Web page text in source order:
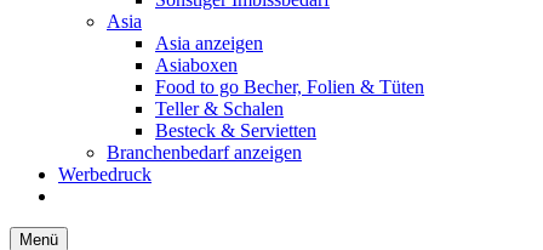
Asia
Asia anzeigen
Asiaboxen
Food to go Becher, Folien & Tüten
Teller & Schalen
Besteck & Servietten
Branchenbedarf anzeigen
Werbedruck
Menü